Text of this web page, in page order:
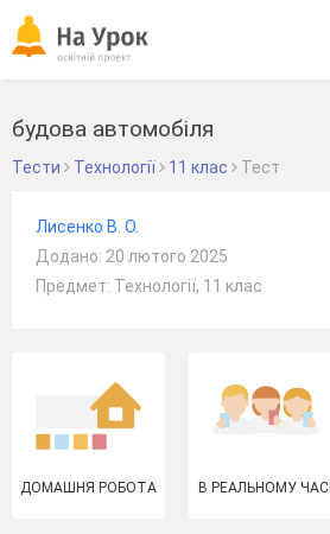
будова автомобіля
Тести Технології 11 клас Тест
Лисенко В. О.
Додано: 20 лютого 2025
Предмет: Технології, 11 клас
ДОМАШНЯ РОБОТА В РЕАЛЬНОМУ ЧАСІ